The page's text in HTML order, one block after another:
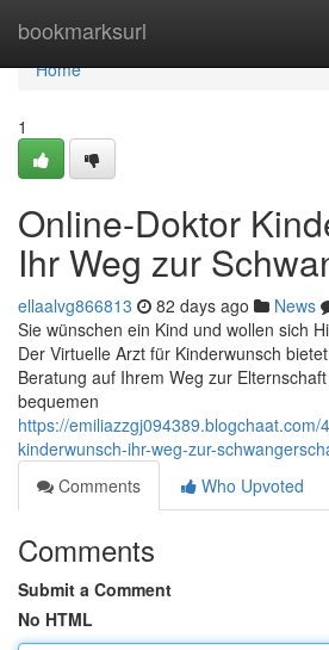
bookmarksurl
Home
Home
1
Online-Doktor
Ihr Weg zur
ellaalvg866813 82 days ago News
Sie wünschen ein Kind und wollen sich
Der Virtuelle Arzt für Kinderwunsch
Beratung auf Ihrem Weg zur
bequemen
https://emiliazzgj094389.blogchaat.com/
kinderwunsch-ihr-weg-zur-
Comments
Who Upvoted
Comments
Submit a Comment
No HTML